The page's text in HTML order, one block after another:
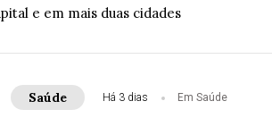
e em mais duas cidades
Saúde Há 3 dias Em Saúde